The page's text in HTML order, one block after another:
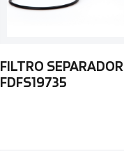
FILTRO SEPARADOR
FDFS19735